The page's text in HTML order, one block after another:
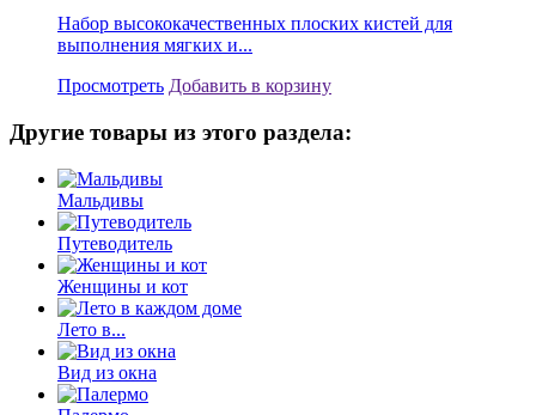
Набор высококачественных плоских кистей для
выполнения мягких и...
Просмотреть Добавить в корзину
Другие товары из этого раздела:
Мальдивы
Путеводитель
Женщины и кот
Лето в...
Вид из окна